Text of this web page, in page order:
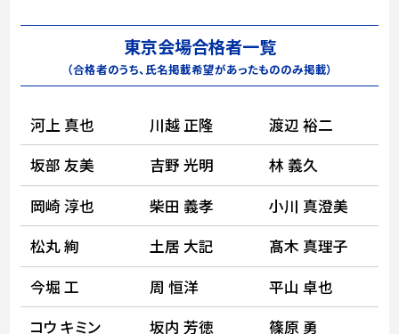
東京会場合格者一覧
（合格者のうち、氏名掲載希望があったもののみ掲載）
河上 真也 川越 正隆
渡辺 裕二
坂部 友美
吉野 光明
林 義久
岡崎 淳也
柴田 義孝
小川 真澄美
松丸 絢
土居 大記
髙木 真理子
今堀 工
周 恒洋
平山 卓也
コウ キミン
坂内 芳徳
篠原 勇